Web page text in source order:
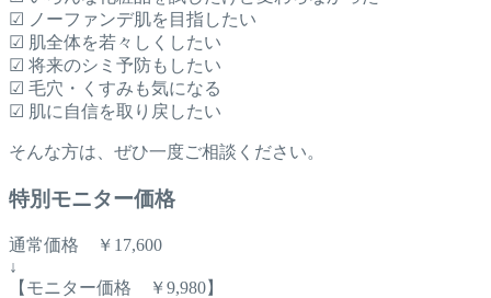
☑ ノーファンデ肌を目指したい
☑ 肌全体を若々しくしたい
☑ 将来のシミ予防もしたい
☑ 毛穴・くすみも気になる
☑ 肌に自信を取り戻したい
そんな方は、ぜひ一度ご相談ください。
特別モニター価格
通常価格 ￥17,600
↓
【モニター価格 ￥9,980】